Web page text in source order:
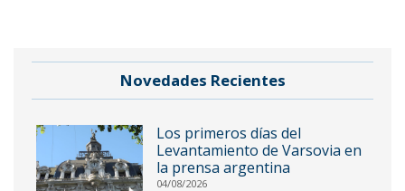
Novedades Recientes
Los primeros días del
Levantamiento de Varsovia en
la prensa argentina
04/08/2026